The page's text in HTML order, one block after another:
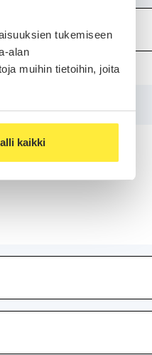
tukemiseen
alan
muihin tietoihin, joita
kaikki